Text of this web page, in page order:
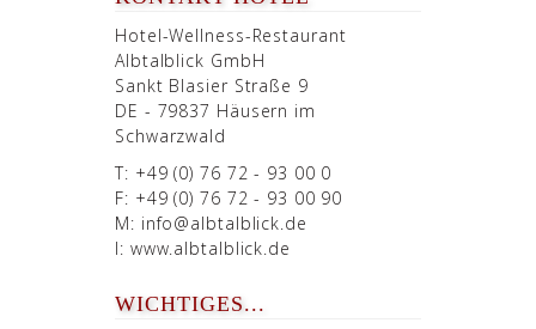
Hotel-Wellness-Restaurant
Albtalblick GmbH
Sankt Blasier Straße 9
DE - 79837 Häusern im
Schwarzwald
T: +49 (0) 76 72 - 93 00 0
F: +49 (0) 76 72 - 93 00 90
M: info@albtalblick.de
I: www.albtalblick.de
WICHTIGES...